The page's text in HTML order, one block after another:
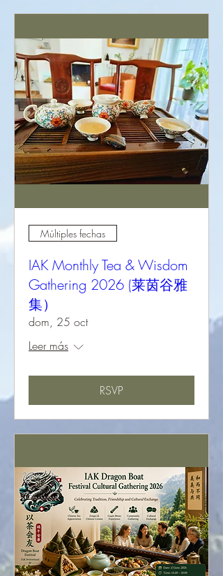
Múltiples fechas
IAK Monthly Tea & Wisdom
Gathering 2026 (莱茵谷雅
集）
dom, 25 oct
Leer más
RSVP